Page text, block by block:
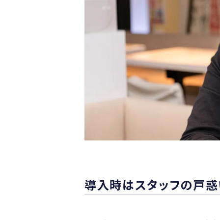
導入時はスタッフの戸